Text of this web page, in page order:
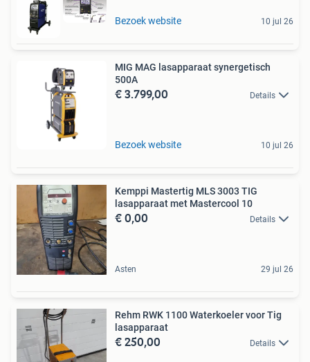
Bezoek website 10 jul 26
MIG MAG lasapparaat synergetisch
500A
€ 3.799,00 Details
Bezoek website 10 jul 26
Kemppi Mastertig MLS 3003 TIG
lasapparaat met Mastercool 10
€ 0,00 Details
Asten 29 jul 26
Rehm RWK 1100 Waterkoeler voor Tig
lasapparaat
€ 250,00 Details